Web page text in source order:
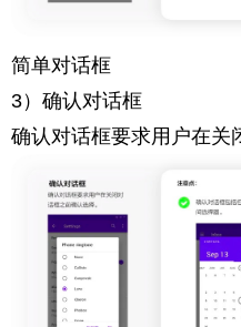
简单对话框
3）确认对话框
确认对话框要求用户在关